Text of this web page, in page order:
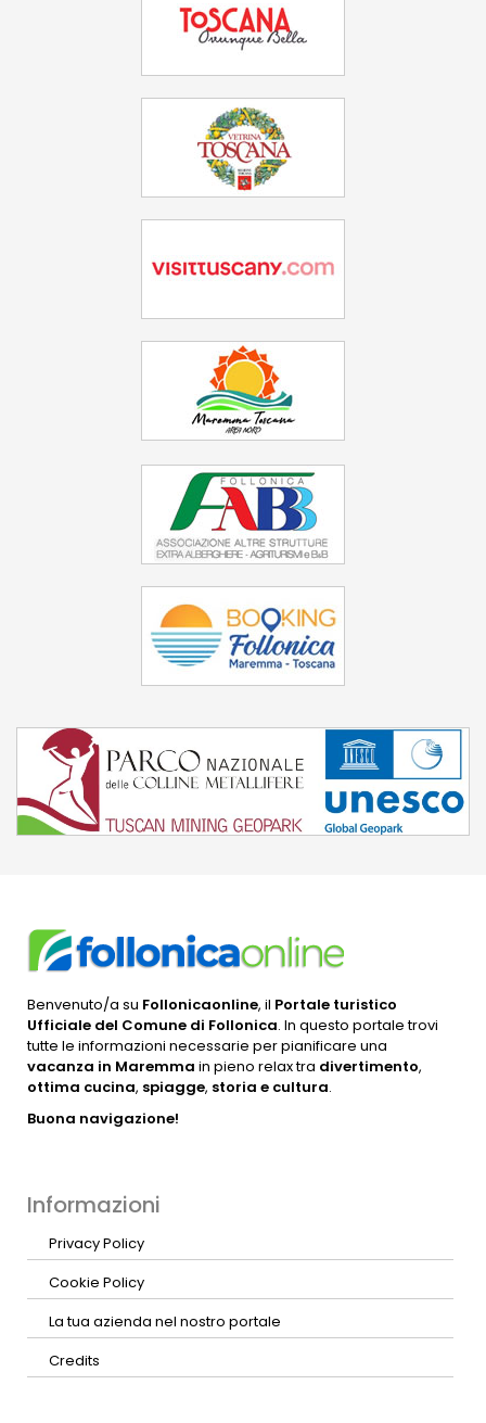
Benvenuto/a su Follonicaonline, il Portale turistico
Ufficiale del Comune di Follonica. In questo portale trovi
tutte le informazioni necessarie per pianificare una
vacanza in Maremma in pieno relax tra divertimento,
ottima cucina, spiagge, storia e cultura.
Buona navigazione!
Informazioni
Privacy Policy
Cookie Policy
La tua azienda nel nostro portale
Credits